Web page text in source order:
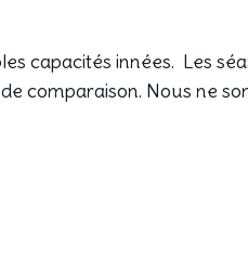
capacités innées. Les
comparaison. Nous ne